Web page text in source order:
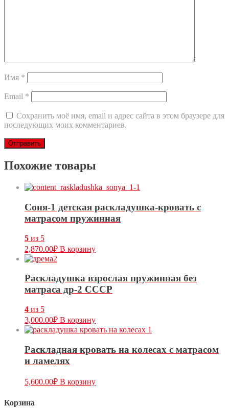
Имя *
Email *
Сохранить моё имя, email и адрес сайта в этом браузере для
последующих моих комментариев.
Похожие товары
Соня-1 детская раскладушка-кровать с
матрасом пружинная
5 из 5
2,870.00₽ В корзину
Раскладушка взрослая пружинная без
матраса др-2 СССР
4 из 5
3,000.00₽ В корзину
Раскладная кровать на колесах с матрасом
и ламелях
5,600.00₽ В корзину
Корзина